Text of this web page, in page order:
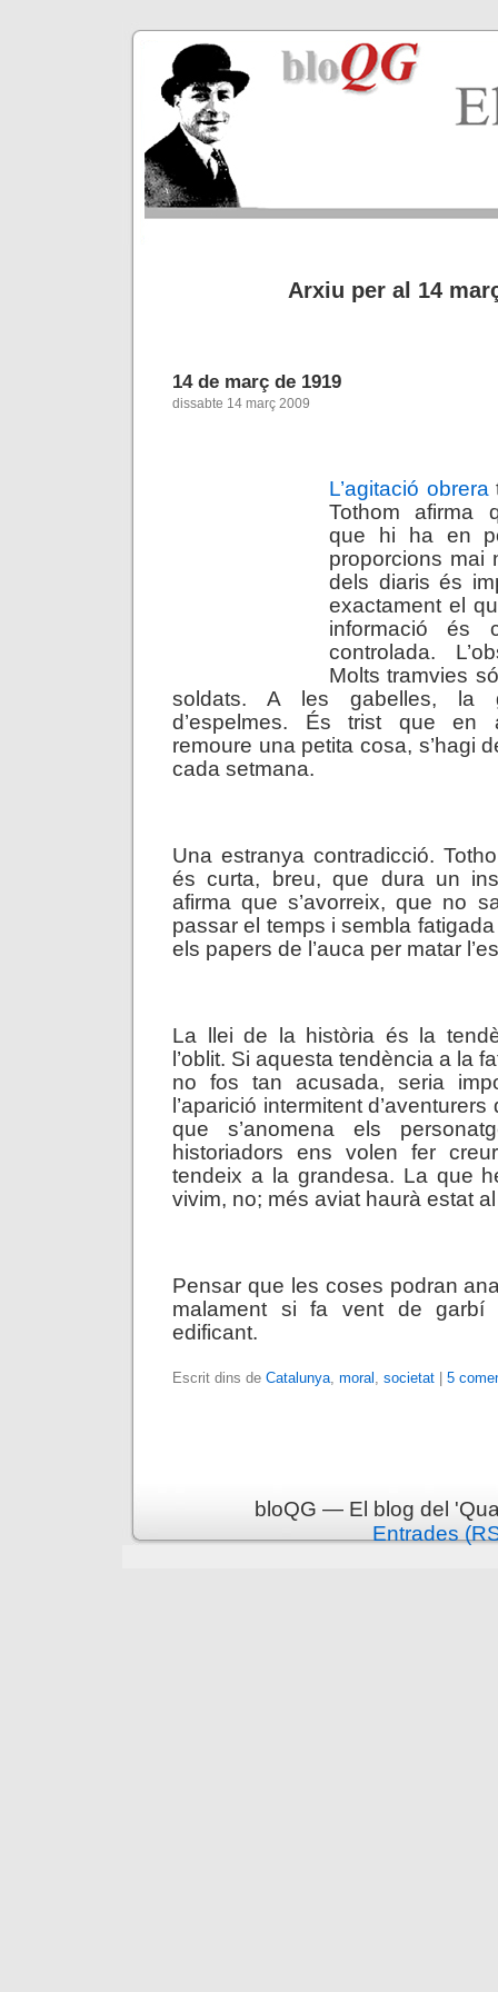
Arxiu per al 14
14 de març de 1919
dissabte 14 març 2009
L’agitació obrera
Tothom afirma
que hi ha en
proporcions mai
dels diaris és
exactament el
informació és
controlada.
Molts tramvies
soldats. A les gabelles, la
d’espelmes. És trist que en
remoure una petita cosa, s’hagi
cada setmana.
Una estranya contradicció.
és curta, breu, que dura un
afirma que s’avorreix, que no
passar el temps i sembla fatigada
els papers de l’auca per matar
La llei de la història és la
l’oblit. Si aquesta tendència a la
no fos tan acusada, seria
l’aparició intermitent
que s’anomena els
historiadors ens volen fer
tendeix a la grandesa. La que
vivim, no; més aviat haurà estat
Pensar que les coses podran
malament si fa vent de
edificant.
Escrit dins de Catalunya, moral , societat 5
bloQG — El blog del
Entrades